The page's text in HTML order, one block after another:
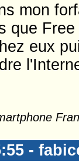
mon
que
eux
-